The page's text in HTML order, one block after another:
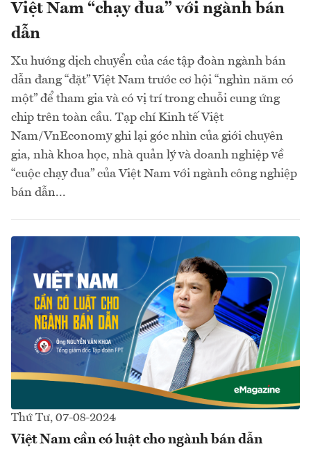
Việt Nam “chạy đua” với ngành bán
dẫn
Xu hướng dịch chuyển của các tập đoàn ngành bán
dẫn đang “đặt” Việt Nam trước cơ hội “nghìn năm có
một” để tham gia và có vị trí trong chuỗi cung ứng
chip trên toàn cầu. Tạp chí Kinh tế Việt
Nam/VnEconomy ghi lại góc nhìn của giới chuyên
gia, nhà khoa học, nhà quản lý và doanh nghiệp về
“cuộc chạy đua” của Việt Nam với ngành công nghiệp
bán dẫn...
Thứ Tư, 07-08-2024
Việt Nam cần có luật cho ngành bán dẫn